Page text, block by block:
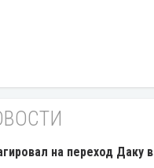
на переход Даку в